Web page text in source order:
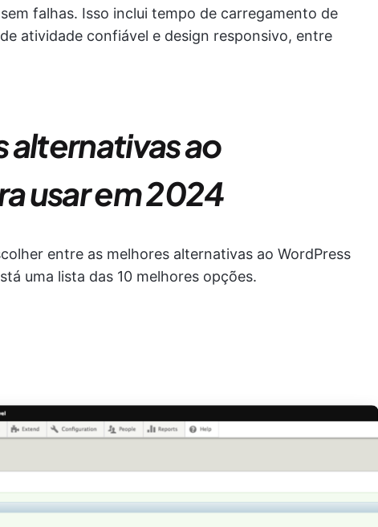
falhas. Isso inclui tempo de carregamento de
atividade confiável e design responsivo, entre
alternativas ao
usar em 2024
entre as melhores alternativas ao WordPress
uma lista das 10 melhores opções.